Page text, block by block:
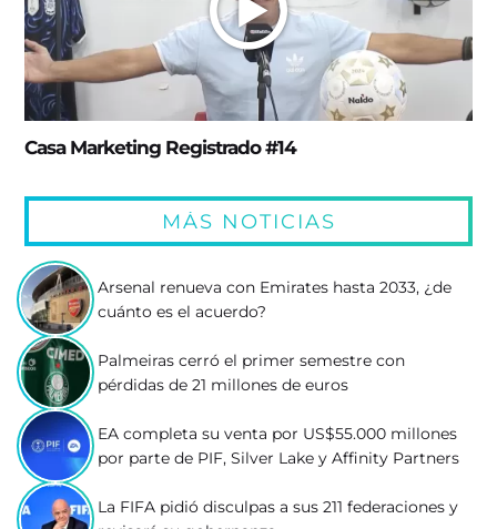
Casa Marketing Registrado #14
MÁS NOTICIAS
Arsenal renueva con Emirates hasta 2033, ¿de
cuánto es el acuerdo?
Palmeiras cerró el primer semestre con
pérdidas de 21 millones de euros
EA completa su venta por US$55.000 millones
por parte de PIF, Silver Lake y Affinity Partners
La FIFA pidió disculpas a sus 211 federaciones y